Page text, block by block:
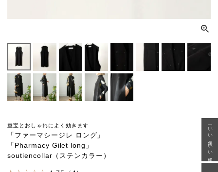
重宝とおしゃれによく効きます
「ファーマシージレ ロング」
「Pharmacy Gilet long」
soutiencollar（ステンカラー）
「いい年齢 いい洋服」